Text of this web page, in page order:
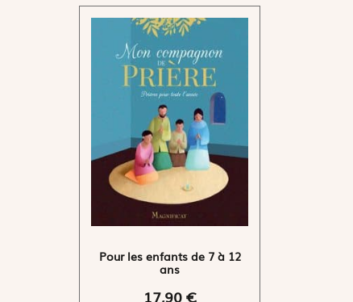
Pour les enfants de 7 à 12
ans
17,90 €